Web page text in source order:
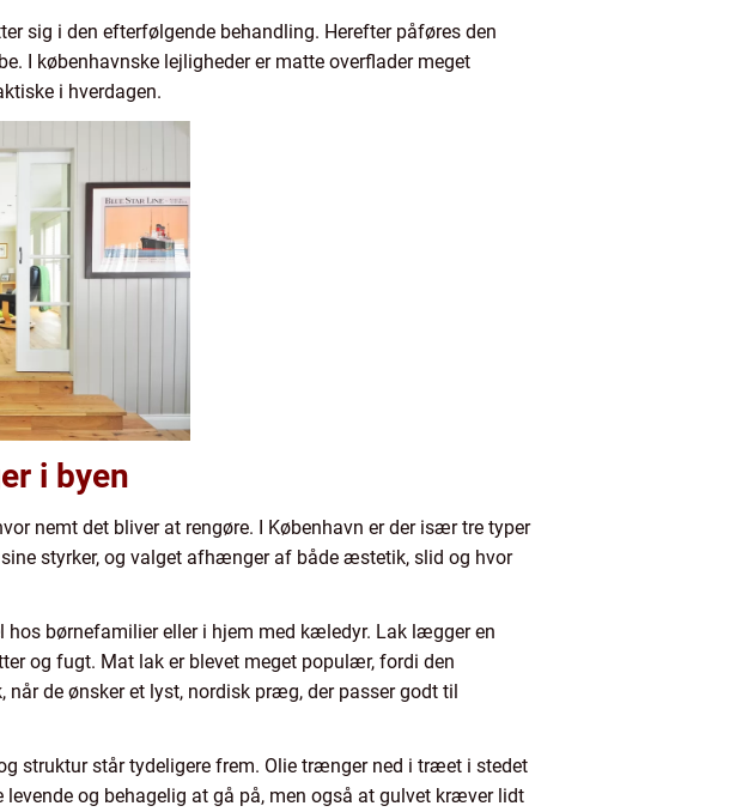
sig i den efterfølgende behandling. Herefter påføres den
I københavnske lejligheder er matte overflader meget
i hverdagen.
i byen
nemt det bliver at rengøre. I København er der især tre typer
styrker, og valget afhænger af både æstetik, slid og hvor
børnefamilier eller i hjem med kæledyr. Lak lægger en
og fugt. Mat lak er blevet meget populær, fordi den
de ønsker et lyst, nordisk præg, der passer godt til
struktur står tydeligere frem. Olie trænger ned i træet i stedet
og behagelig at gå på, men også at gulvet kræver lidt